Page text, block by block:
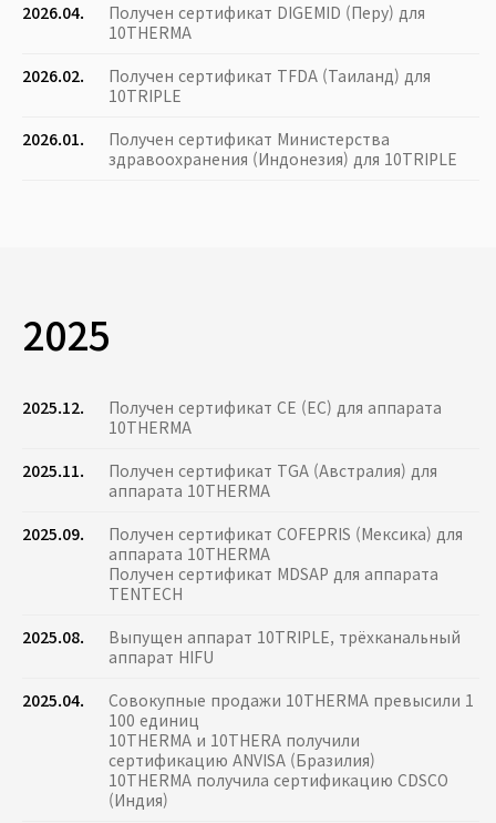
2026.04.
Получен сертификат DIGEMID (Перу) для
10THERMA
2026.02.
Получен сертификат TFDA (Таиланд) для
10TRIPLE
2026.01.
Получен сертификат Министерства
здравоохранения (Индонезия) для 10TRIPLE
2025
2025.12.
Получен сертификат CE (ЕС) для аппарата
10THERMA
2025.11.
Получен сертификат TGA (Австралия) для
аппарата 10THERMA
2025.09.
Получен сертификат COFEPRIS (Мексика) для
аппарата 10THERMA
Получен сертификат MDSAP для аппарата
TENTECH
2025.08.
Выпущен аппарат 10TRIPLE, трёхканальный
аппарат HIFU
2025.04.
Совокупные продажи 10THERMA превысили 1
100 единиц
10THERMA и 10THERA получили
сертификацию ANVISA (Бразилия)
10THERMA получила сертификацию CDSCO
(Индия)